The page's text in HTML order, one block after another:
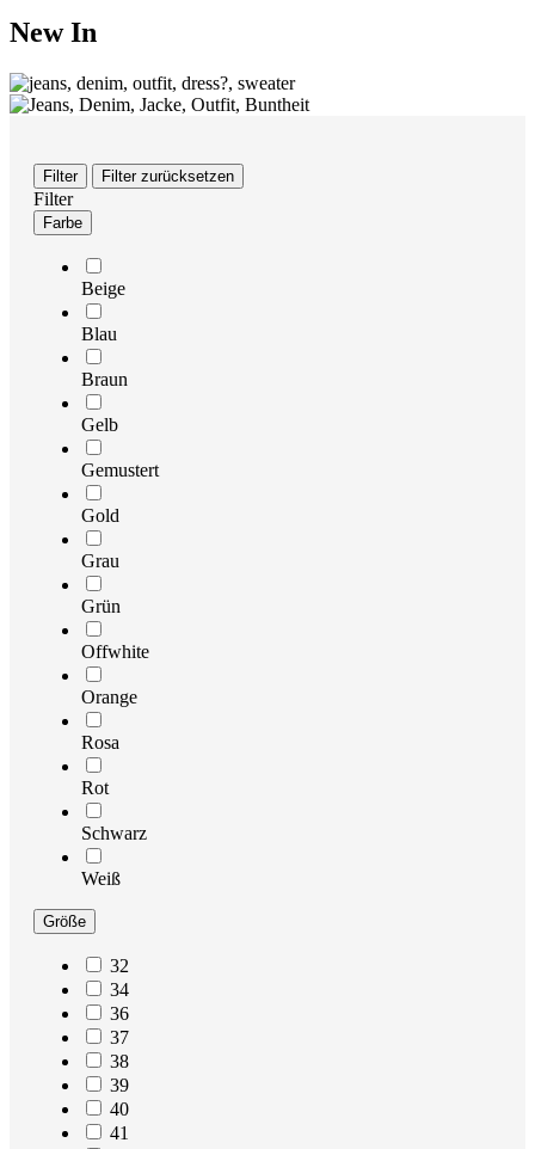
New In
Filter Filter zurücksetzen
Filter
Farbe
Beige
Blau
Braun
Gelb
Gemustert
Gold
Grau
Grün
Offwhite
Orange
Rosa
Rot
Schwarz
Weiß
Größe
32
34
36
37
38
39
40
41